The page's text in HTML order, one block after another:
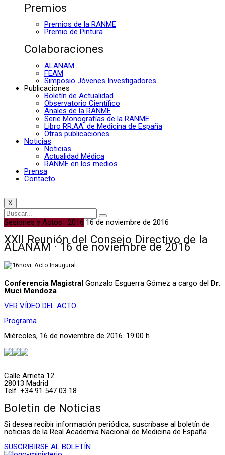
Premios
Premios de la RANME
Premio de Pintura
Colaboraciones
ALANAM
FEAM
Simposio Jóvenes Investigadores
Publicaciones
Boletín de Actualidad
Observatorio Científico
Anales de la RANME
Serie Monografías de la RANME
Libro RR.AA. de Medicina de España
Otras publicaciones
Noticias
Noticias
Actualidad Médica
RANME en los medios
Prensa
Contacto
X
Sesiones y Actos · 2016 16 de noviembre de 2016
XXII Reunión del Consejo Directivo de la
ALANAM · 16 de noviembre de 2016
· Acto Inaugural·
Conferencia Magistral Gonzalo Esguerra Gómez a cargo del Dr.
Muci Mendoza
VER VÍDEO DEL ACTO
Programa
Miércoles, 16 de noviembre de 2016. 19:00 h.
Calle Arrieta 12
28013 Madrid
Telf. +34 91 547 03 18
Boletín de Noticias
Si desea recibir información periódica, suscríbase al boletín de
noticias de la Real Academia Nacional de Medicina de España
SUSCRIBIRSE AL BOLETÍN